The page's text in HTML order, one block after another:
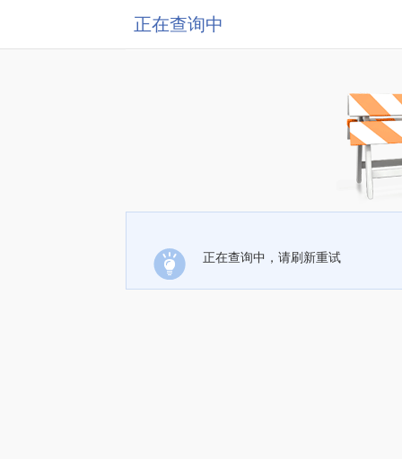
正在查询中
正在查询中，请刷新重试